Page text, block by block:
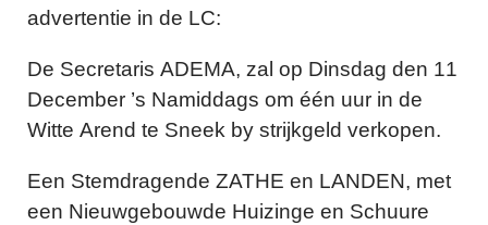
advertentie in de LC:
De Secretaris ADEMA, zal op Dinsdag den 11
December ’s Namiddags om één uur in de
Witte Arend te Sneek by strijkgeld verkopen.
Een Stemdragende ZATHE en LANDEN, met
een Nieuwgebouwde Huizinge en Schuure